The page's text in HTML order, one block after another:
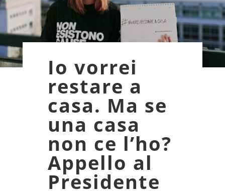
Io vorrei
restare a
casa. Ma se
una casa
non ce l’ho?
Appello al
Presidente